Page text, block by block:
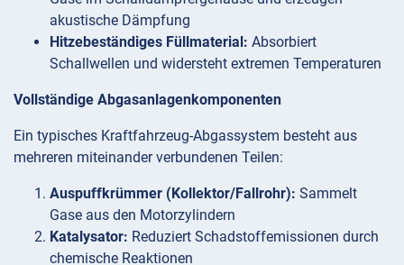
akustische Dämpfung
Hitzebeständiges Füllmaterial: Absorbiert
Schallwellen und widersteht extremen Temperaturen
Vollständige Abgasanlagenkomponenten
Ein typisches Kraftfahrzeug-Abgassystem besteht aus
mehreren miteinander verbundenen Teilen:
Auspuffkrümmer (Kollektor/Fallrohr): Sammelt
Gase aus den Motorzylindern
Katalysator: Reduziert Schadstoffemissionen durch
chemische Reaktionen